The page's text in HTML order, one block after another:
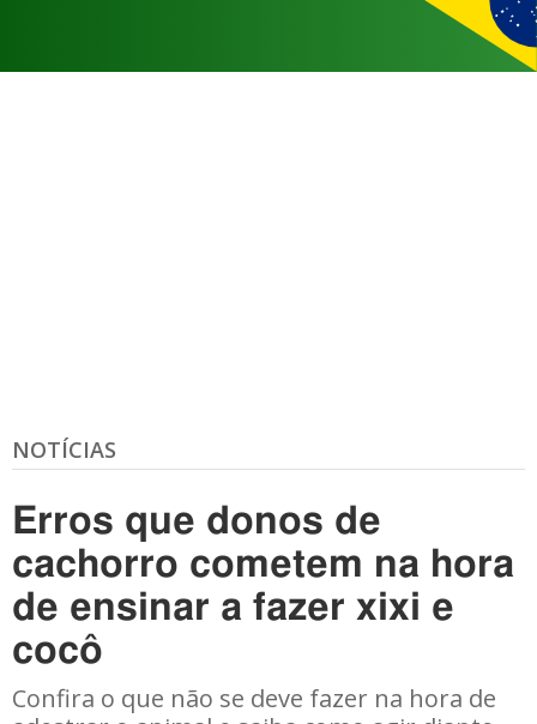
NOTÍCIAS
Erros que donos de
cachorro cometem na hora
de ensinar a fazer xixi e
cocô
Confira o que não se deve fazer na hora de